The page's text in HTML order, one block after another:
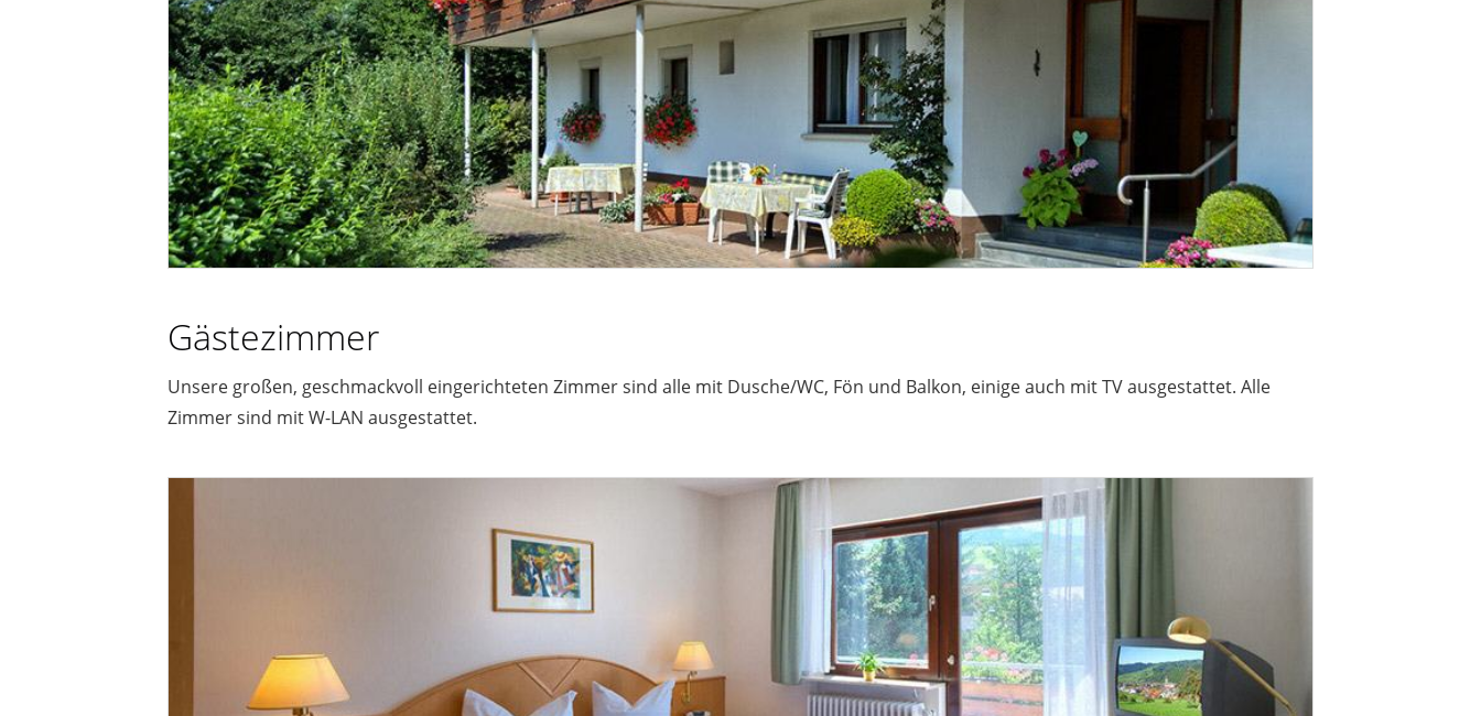
Gästezimmer
Unsere großen, geschmackvoll eingerichteten Zimmer sind alle mit Dusche/WC, Fön und Balkon, einige auch mit TV ausgestattet. Alle
Zimmer sind mit W-LAN ausgestattet.